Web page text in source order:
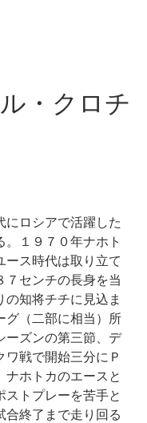
・クロチ
ロシアで活躍した
１９７０年ナホト
ース時代は取り立て
７センチの長身を当
知将チチに見込ま
グ（二部に相当）所
ーズンの第三節、デ
戦で開始三分にＰ
ナホトカのエースと
ストプレーを苦手と
合終了まで走り回る